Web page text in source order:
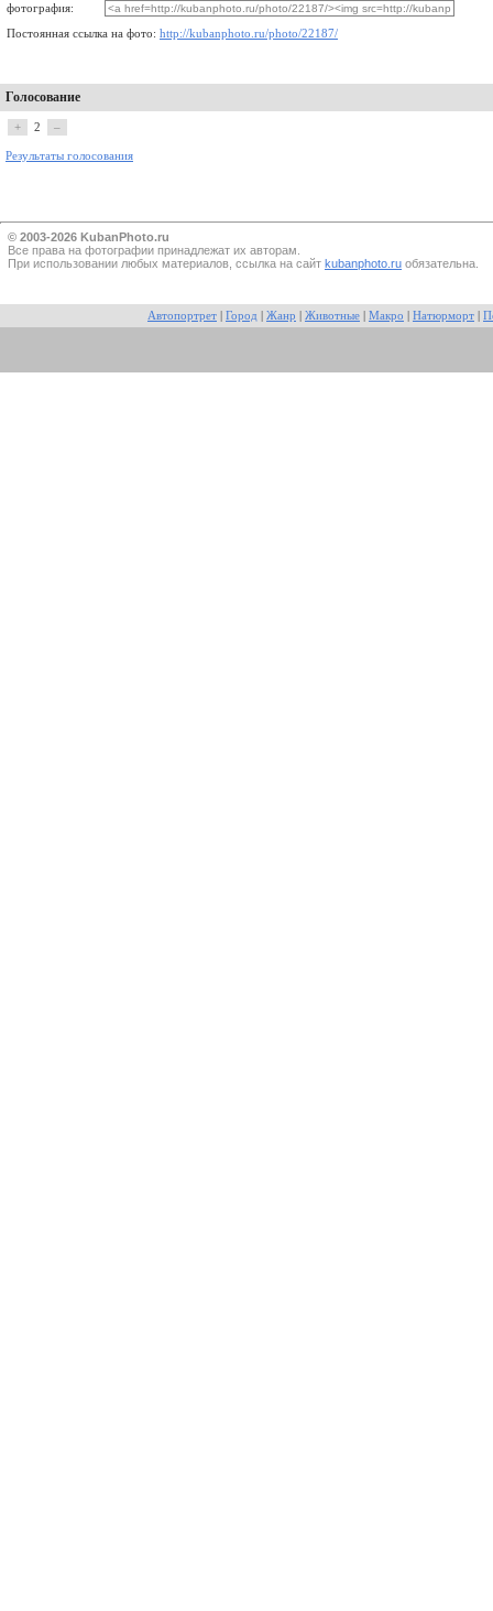
фотография:
Постоянная ссылка на фото: http://kubanphoto.ru/photo/22187/
Голосование
+ 2 –
Результаты голосования
© 2003-2026 KubanPhoto.ru
Все прaва на фотографии принадлежат их авторам.
При использовании любых материалов, ссылка на сайт kubanphoto.ru обязательна.
Автопортрет Город Жанр Животные Макро Натюрморт